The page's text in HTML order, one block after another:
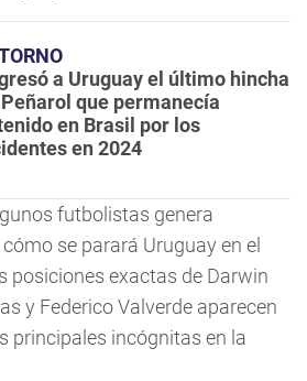
a Uruguay el último hincha
que permanecía
en Brasil por los
en 2024
futbolistas genera
se parará Uruguay en el
posiciones exactas de Darwin
y Federico Valverde aparecen
principales incógnitas en la